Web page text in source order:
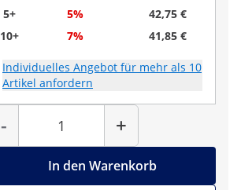
5+
5%
42,75 €
10+
7% 41,85 €
Individuelles Angebot für mehr als 10
Artikel anfordern
-
Menge
+
In den Warenkorb